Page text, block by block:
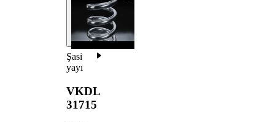
Şasi
yayı
VKDL
31715